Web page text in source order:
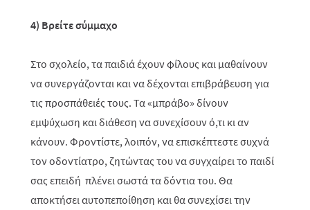
4) Βρείτε σύμμαχο
Στο σχολείο, τα παιδιά έχουν φίλους και μαθαίνουν
να συνεργάζονται και να δέχονται επιβράβευση για
τις προσπάθειές τους. Τα «μπράβο» δίνουν
εμψύχωση και διάθεση να συνεχίσουν ό,τι κι αν
κάνουν. Φροντίστε, λοιπόν, να επισκέπτεστε συχνά
τον οδοντίατρο, ζητώντας του να συγχαίρει το παιδί
σας επειδή πλένει σωστά τα δόντια του. Θα
αποκτήσει αυτοπεποίθηση και θα συνεχίσει την